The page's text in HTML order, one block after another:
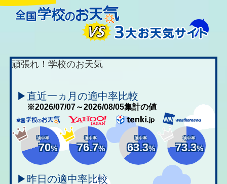
頑張れ！学校のお天気
▶直近一ヵ月の適中率比較
※2026/07/07～2026/08/05集計の値
適中率
70%
適中率
76.7%
適中率
63.3%
適中率
73.3%
▶昨日の適中率比較